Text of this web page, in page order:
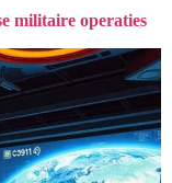
militaire operaties